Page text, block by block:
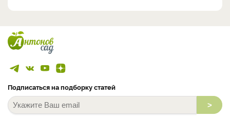
Подписаться на подборку статей
>